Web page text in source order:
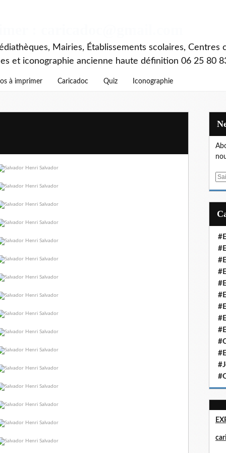
Mairies, Établissements scolaires, Centres
et iconographie ancienne haute définition 06 25 80
à imprimer Caricadoc Quiz Iconographie
E